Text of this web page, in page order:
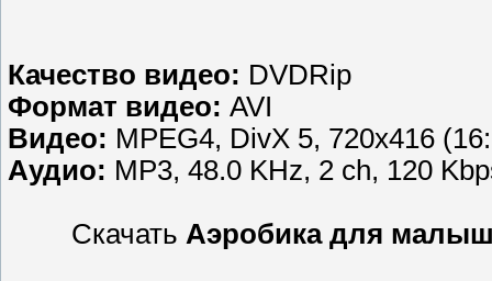
Качество видео: DVDRip
Формат видео: AVI
Видео: MPEG4, DivX 5, 720x416
Аудио: MP3, 48.0 KHz, 2 ch, 120
Скачать Аэробика для